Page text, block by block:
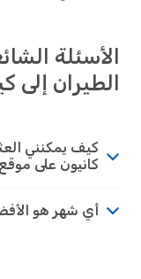
الأسئلة
الطيران إلى
كيف يمكنني
كانيون على موقع eDreams؟
أي شهر هو